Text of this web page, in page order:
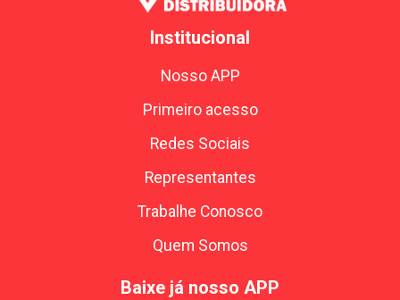
Institucional
Nosso APP
Primeiro acesso
Redes Sociais
Representantes
Trabalhe Conosco
Quem Somos
Baixe já nosso APP